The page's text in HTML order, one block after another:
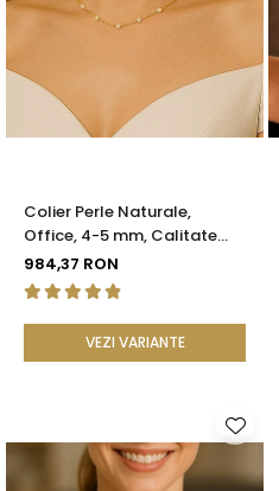
Colier Perle Naturale,
Office, 4-5 mm, Calitate
AAA, Aur 14K | KASKADDA®
984,37 RON
VEZI VARIANTE